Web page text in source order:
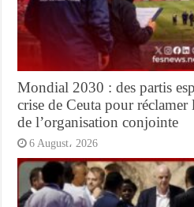
Mondial 2030 : des partis
crise de Ceuta pour
de l’organisation conjointe
6 August، 2026